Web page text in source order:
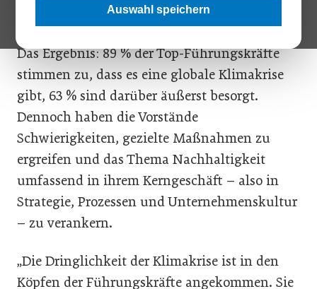
Auswahl speichern
Ländern zur aktuellen Klimakrise und ihren
Das Ergebnis: 89 % der Top-Führungskräfte
stimmen zu, dass es eine globale Klimakrise
gibt, 63 % sind darüber äußerst besorgt.
Dennoch haben die Vorstände
Schwierigkeiten, gezielte Maßnahmen zu
ergreifen und das Thema Nachhaltigkeit
umfassend in ihrem Kerngeschäft – also in
Strategie, Prozessen und Unternehmenskultur
– zu verankern.
„Die Dringlichkeit der Klimakrise ist in den
Köpfen der Führungskräfte angekommen. Sie